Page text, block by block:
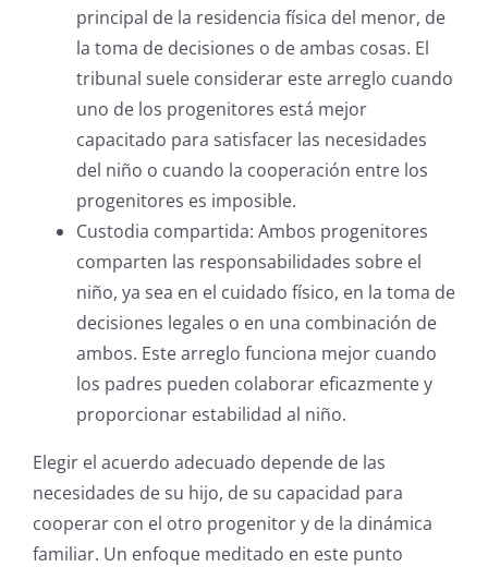
principal de la residencia física del menor, de
la toma de decisiones o de ambas cosas. El
tribunal suele considerar este arreglo cuando
uno de los progenitores está mejor
capacitado para satisfacer las necesidades
del niño o cuando la cooperación entre los
progenitores es imposible.
Custodia compartida: Ambos progenitores
comparten las responsabilidades sobre el
niño, ya sea en el cuidado físico, en la toma de
decisiones legales o en una combinación de
ambos. Este arreglo funciona mejor cuando
los padres pueden colaborar eficazmente y
proporcionar estabilidad al niño.
Elegir el acuerdo adecuado depende de las
necesidades de su hijo, de su capacidad para
cooperar con el otro progenitor y de la dinámica
familiar. Un enfoque meditado en este punto